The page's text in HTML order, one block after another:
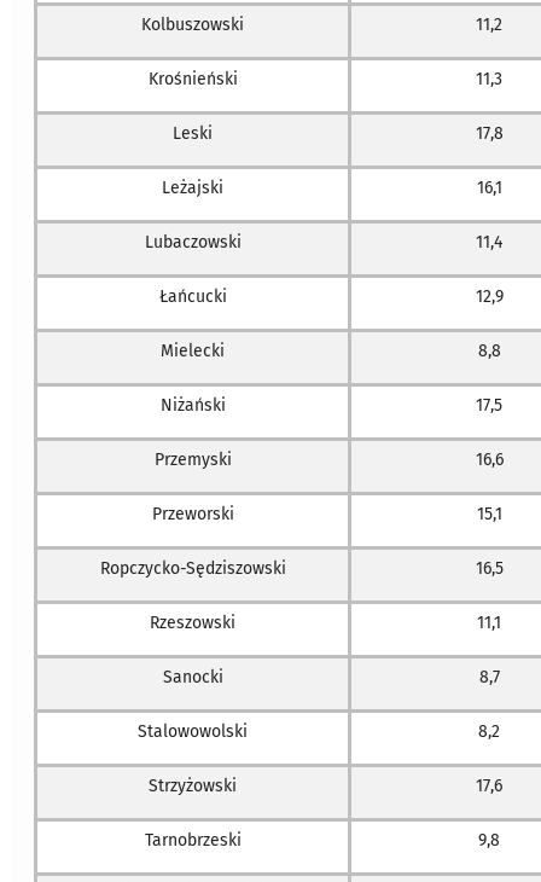
Kolbuszowski 11,2
Krośnieński 11,3
Leski 17,8
Leżajski 16,1
Lubaczowski 11,4
Łańcucki 12,9
Mielecki 8,8
Niżański 17,5
Przemyski 16,6
Przeworski 15,1
Ropczycko-Sędziszowski 16,5
Rzeszowski 11,1
Sanocki 8,7
Stalowowolski 8,2
Strzyżowski 17,6
Tarnobrzeski 9,8